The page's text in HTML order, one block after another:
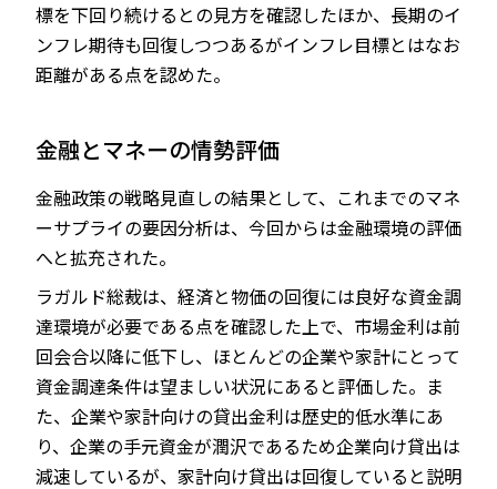
標を下回り続けるとの見方を確認したほか、長期のイ
ンフレ期待も回復しつつあるがインフレ目標とはなお
距離がある点を認めた。
金融とマネーの情勢評価
金融政策の戦略見直しの結果として、これまでのマネ
ーサプライの要因分析は、今回からは金融環境の評価
へと拡充された。
ラガルド総裁は、経済と物価の回復には良好な資金調
達環境が必要である点を確認した上で、市場金利は前
回会合以降に低下し、ほとんどの企業や家計にとって
資金調達条件は望ましい状況にあると評価した。ま
た、企業や家計向けの貸出金利は歴史的低水準にあ
り、企業の手元資金が潤沢であるため企業向け貸出は
減速しているが、家計向け貸出は回復していると説明